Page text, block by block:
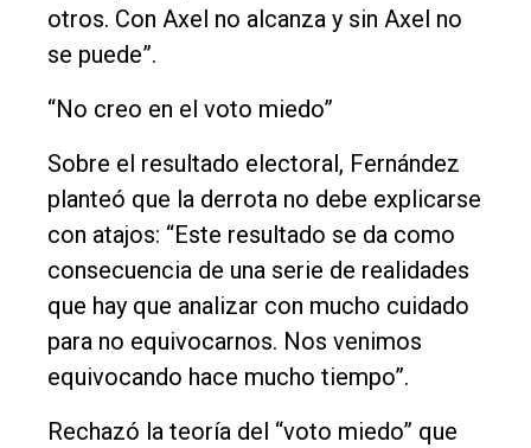
otros. Con Axel no alcanza y sin Axel no
se puede”.
“No creo en el voto miedo”
Sobre el resultado electoral, Fernández
planteó que la derrota no debe explicarse
con atajos: “Este resultado se da como
consecuencia de una serie de realidades
que hay que analizar con mucho cuidado
para no equivocarnos. Nos venimos
equivocando hace mucho tiempo”.
Rechazó la teoría del “voto miedo” que